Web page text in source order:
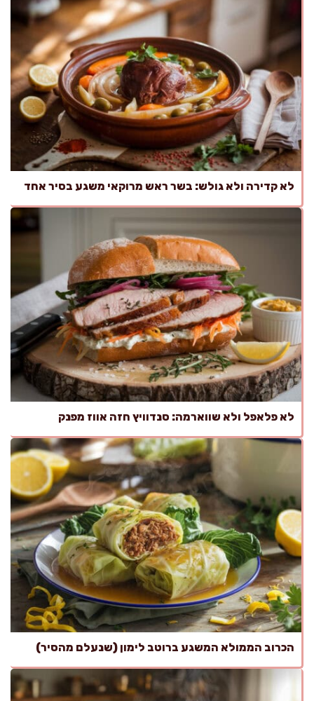
לא קדירה ולא גולש: בשר ראש מרוקאי משגע בסיר אחד
לא פלאפל ולא שווארמה: סנדוויץ חזה אווז מפנק
הכרוב הממולא המשגע ברוטב לימון (שנעלם מהסיר)